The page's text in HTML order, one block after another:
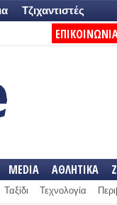
Τζιχαντιστές
MEDIA ΑΘΛΗΤΙΚΑ
Ταξίδι Τεχνολογία